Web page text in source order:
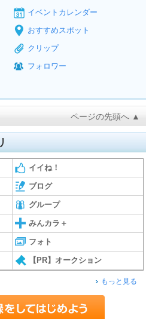
イベントカレンダー
おすすめスポット
クリップ
フォロワー
ページの先頭へ ▲
イイね！
ブログ
グループ
みんカラ＋
フォト
【PR】オークション
もっと見る